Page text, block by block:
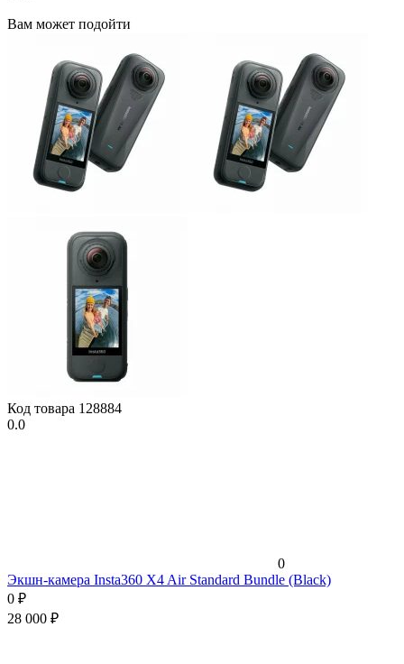
Вам может подойти
Код товара 128884
0.0
0
Экшн-камера Insta360 X4 Air Standard Bundle (Black)
0 ₽
28 000 ₽